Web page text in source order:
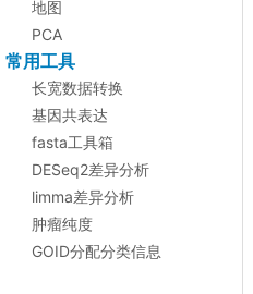
地图
PCA
常用工具
长宽数据转换
基因共表达
fasta工具箱
DESeq2差异分析
limma差异分析
肿瘤纯度
GOID分配分类信息